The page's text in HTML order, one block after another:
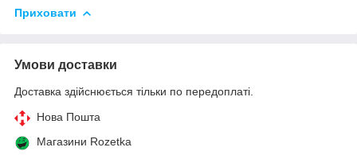
Приховати
Умови доставки
Доставка здійснюється тільки по передоплаті.
Нова Пошта
Магазини Rozetka